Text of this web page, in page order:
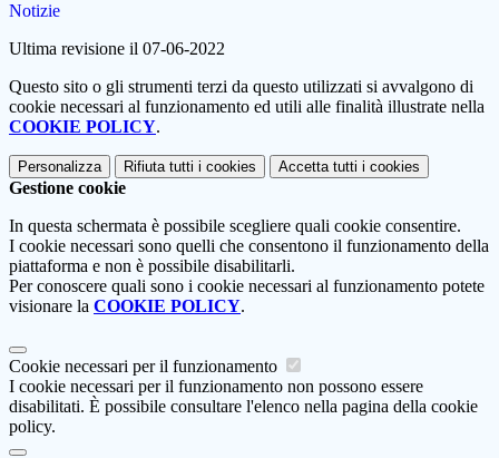
Notizie
Ultima revisione il 07-06-2022
Questo sito o gli strumenti terzi da questo utilizzati si avvalgono di
cookie necessari al funzionamento ed utili alle finalità illustrate nella
COOKIE POLICY.
Personalizza Rifiuta tutti i cookies Accetta tutti i cookies
Gestione cookie
In questa schermata è possibile scegliere quali cookie consentire.
I cookie necessari sono quelli che consentono il funzionamento della
piattaforma e non è possibile disabilitarli.
Per conoscere quali sono i cookie necessari al funzionamento potete
visionare la COOKIE POLICY.
Cookie necessari per il funzionamento
I cookie necessari per il funzionamento non possono essere
disabilitati. È possibile consultare l'elenco nella pagina della cookie
policy.